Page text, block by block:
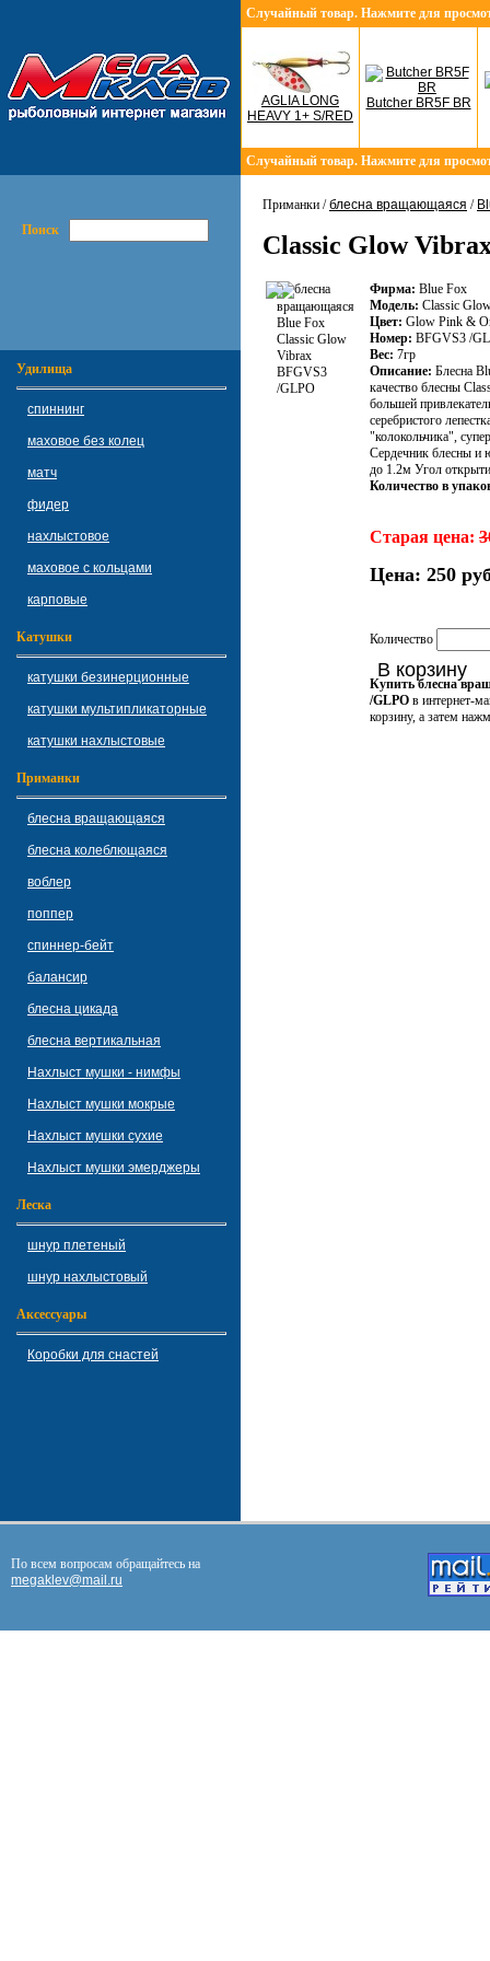
Случайный товар. Нажмите для
AGLIA LONG
HEAVY 1+ S/RED
Butcher BR5F BR
Случайный товар. Нажмите для
Поиск
Удилища
спиннинг
маховое без колец
матч
фидер
нахлыстовое
маховое с кольцами
карповые
Катушки
катушки безинерционные
катушки мультипликаторные
катушки нахлыстовые
Приманки
блесна вращающаяся
блесна колеблющаяся
воблер
поппер
спиннер-бейт
балансир
блесна цикада
блесна вертикальная
Нахлыст мушки - нимфы
Нахлыст мушки мокрые
Нахлыст мушки сухие
Нахлыст мушки эмерджеры
Леска
шнур плетеный
шнур нахлыстовый
Аксессуары
Коробки для снастей
Приманки /блесна вращающаяся /
Classic Glow
Фирма: Blue Fox
Модель: Classic
Цвет: Glow Pink &
Номер: BFGVS3 /
Вес: 7гр
Описание: Блесна
качество блесны
большей
серебристого
"колокольчика",
Сердечник блесны и
до 1.2м Угол
Количество в
Старая цена:
Цена: 250
Количество
В корзину
Купить блесна
/GLPO в интернет-
корзину, а затем
По всем вопросам обращайтесь на
megaklev@mail.ru